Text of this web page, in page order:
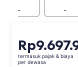
- -
Harga
Rp9.697.994
per
termasuk pajak & biaya
per dewasa
Konten di
Lihat teks
Berikan